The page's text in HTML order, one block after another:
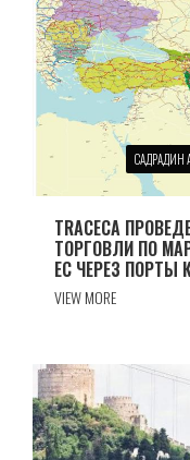
САДРАДИН
TRACECA
ТОРГОВЛИ ПО
ЕС ЧЕРЕЗ ПОРТЫ
VIEW MORE